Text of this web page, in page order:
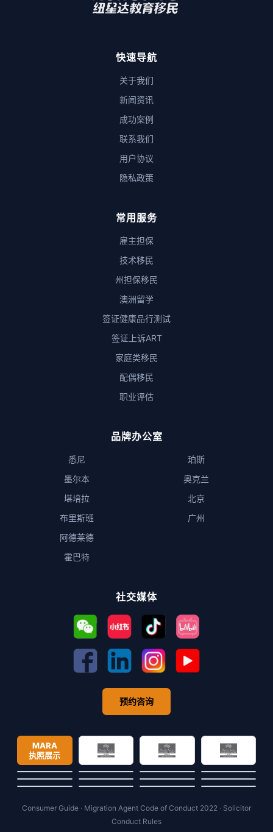
快速导航
关于我们
新闻资讯
成功案例
联系我们
用户协议
隐私政策
常用服务
雇主担保
技术移民
州担保移民
澳洲留学
签证健康品行测试
签证上诉ART
家庭类移民
配偶移民
职业评估
品牌办公室
悉尼
墨尔本
堪培拉
布里斯班
阿德莱德
霍巴特
珀斯
奥克兰
北京
广州
社交媒体
预约咨询
MARA
执照展示
Consumer Guide · Migration Agent Code of Conduct 2022 · Solicitor
Conduct Rules